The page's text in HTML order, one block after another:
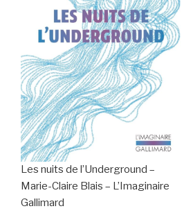
Les nuits de l’Underground –
Marie-Claire Blais – L’Imaginaire
Gallimard